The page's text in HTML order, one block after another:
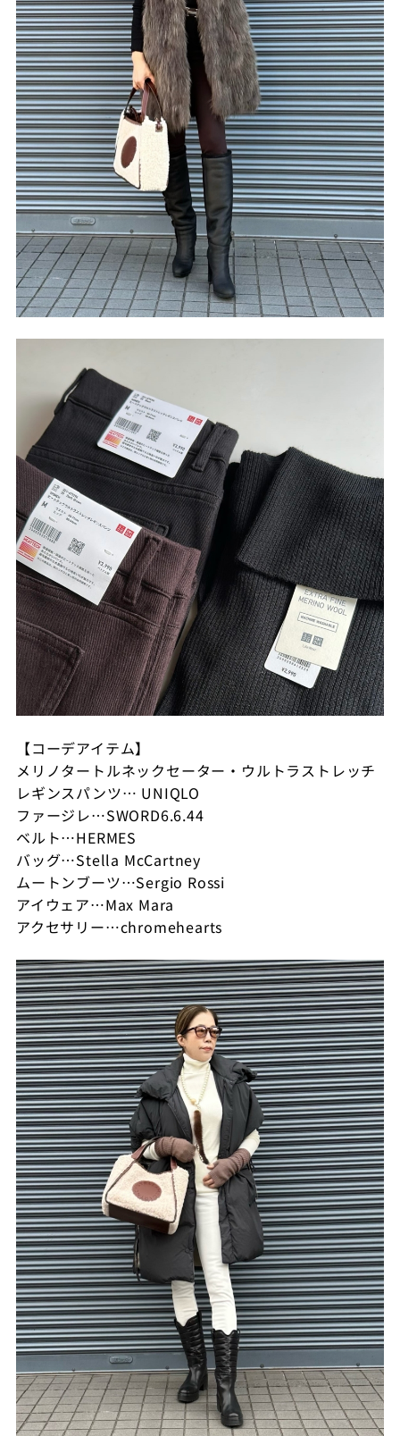
【コーデアイテム】
メリノタートルネックセーター・ウルトラストレッチ
レギンスパンツ… UNIQLO
ファージレ…SWORD6.6.44
ベルト…HERMES
バッグ…Stella McCartney
ムートンブーツ…Sergio Rossi
アイウェア…Max Mara
アクセサリー…chromehearts